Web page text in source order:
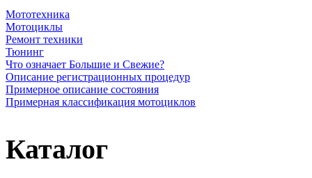
Мототехника
Мотоциклы
Ремонт техники
Тюнинг
Что означает Большие и Свежие?
Описание регистрационных процедур
Примерное описание состояния
Примерная классификация мотоциклов
Каталог